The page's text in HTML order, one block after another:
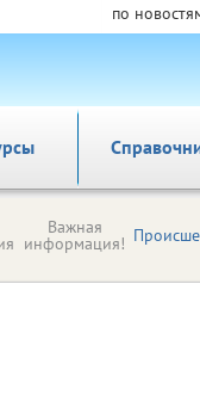
по
Важная
информация!